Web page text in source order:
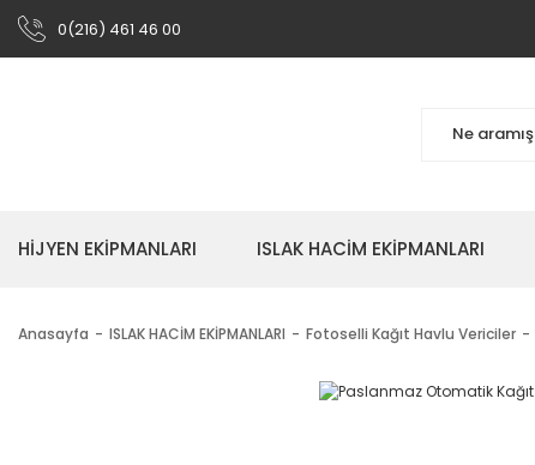
0(216) 461 46 00
HİJYEN EKİPMANLARI ISLAK HACİM EKİPMANLARI
Anasayfa ISLAK HACİM EKİPMANLARI Fotoselli Kağıt Havlu Vericiler